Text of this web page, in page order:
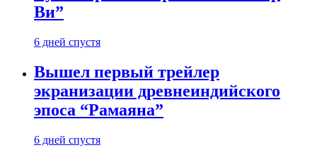
Ви”
6 дней спустя
Вышел первый трейлер
экранизации древнеиндийского
эпоса “Рамаяна”
6 дней спустя